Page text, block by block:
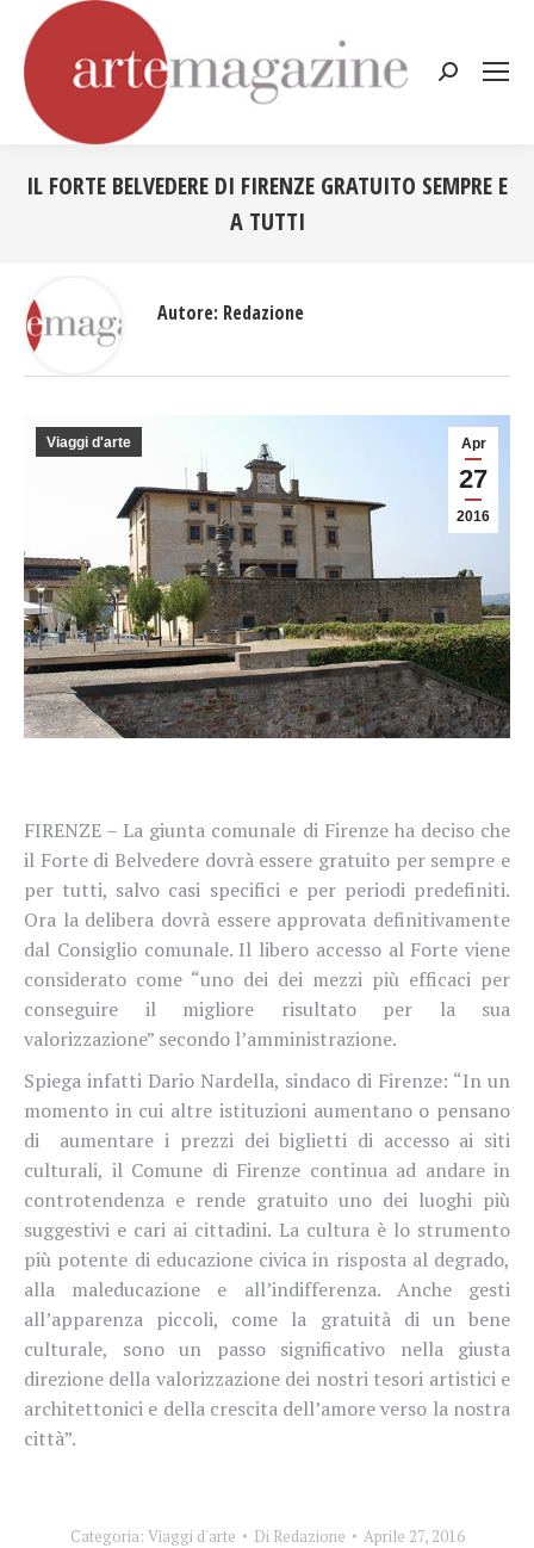
Cerca:
IL FORTE BELVEDERE DI FIRENZE GRATUITO SEMPRE E
A TUTTI
Apr
27
2016
Viaggi d'arte
FIRENZE – La giunta comunale di Firenze ha deciso che
il Forte di Belvedere dovrà essere gratuito per sempre e
per tutti, salvo casi specifici e per periodi predefiniti.
Ora la delibera dovrà essere approvata definitivamente
dal Consiglio comunale. Il libero accesso al Forte viene
considerato come “uno dei dei mezzi più efficaci per
conseguire il migliore risultato per la sua
valorizzazione” secondo l’amministrazione.
Spiega infatti Dario Nardella, sindaco di Firenze: “In un
momento in cui altre istituzioni aumentano o pensano
di aumentare i prezzi dei biglietti di accesso ai siti
culturali, il Comune di Firenze continua ad andare in
controtendenza e rende gratuito uno dei luoghi più
suggestivi e cari ai cittadini. La cultura è lo strumento
più potente di educazione civica in risposta al degrado,
alla maleducazione e all’indifferenza. Anche gesti
all’apparenza piccoli, come la gratuità di un bene
culturale, sono un passo significativo nella giusta
direzione della valorizzazione dei nostri tesori artistici e
architettonici e della crescita dell’amore verso la nostra
città”.
Categoria: Viaggi d'arte Di Redazione
Aprile 27, 2016
Autore: Redazione